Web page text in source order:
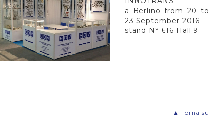
a Berlino from 20 to
23 September 2016
stand N° 616 Hall 9
▲ Torna su